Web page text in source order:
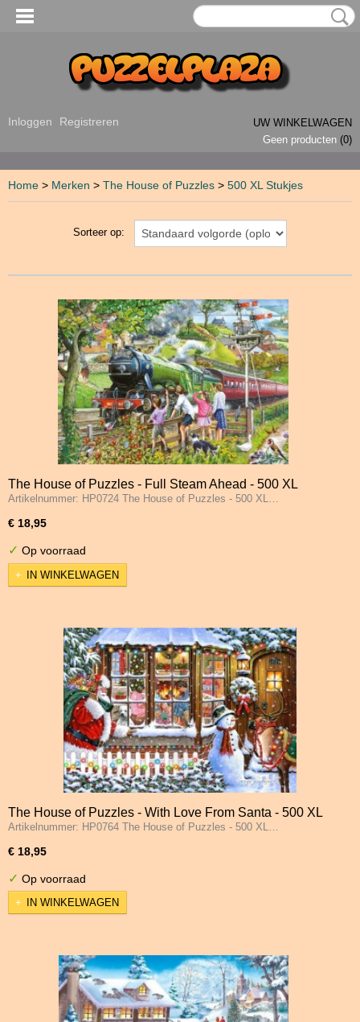
Inloggen Registreren
UW WINKELWAGEN
Geen producten (0)
Home > Merken > The House of Puzzles > 500 XL Stukjes
Sorteer op:
The House of Puzzles - Full Steam Ahead - 500 XL
Stukjes
Artikelnummer: HP0724 The House of Puzzles - 500 XL…
€ 18,95
✓ Op voorraad
IN WINKELWAGEN
The House of Puzzles - With Love From Santa - 500 XL
Stukjes
Artikelnummer: HP0764 The House of Puzzles - 500 XL…
€ 18,95
✓ Op voorraad
IN WINKELWAGEN